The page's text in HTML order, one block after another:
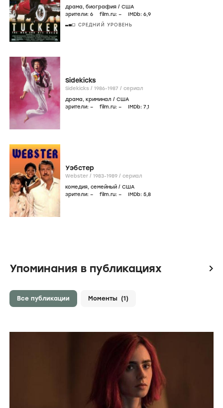
драма, биография / США
зрители: 6 film.ru: – IMDb: 6,9
СРЕДНИЙ УРОВЕНЬ
Sidekicks
Sidekicks / 1986-1987 / сериал
драма, криминал / США
зрители: – film.ru: – IMDb: 7,1
Уэбстер
Webster / 1983-1989 / сериал
комедия, семейный / США
зрители: – film.ru: – IMDb: 5,8
Упоминания в публикациях icon
Все публикации Моменты (1)